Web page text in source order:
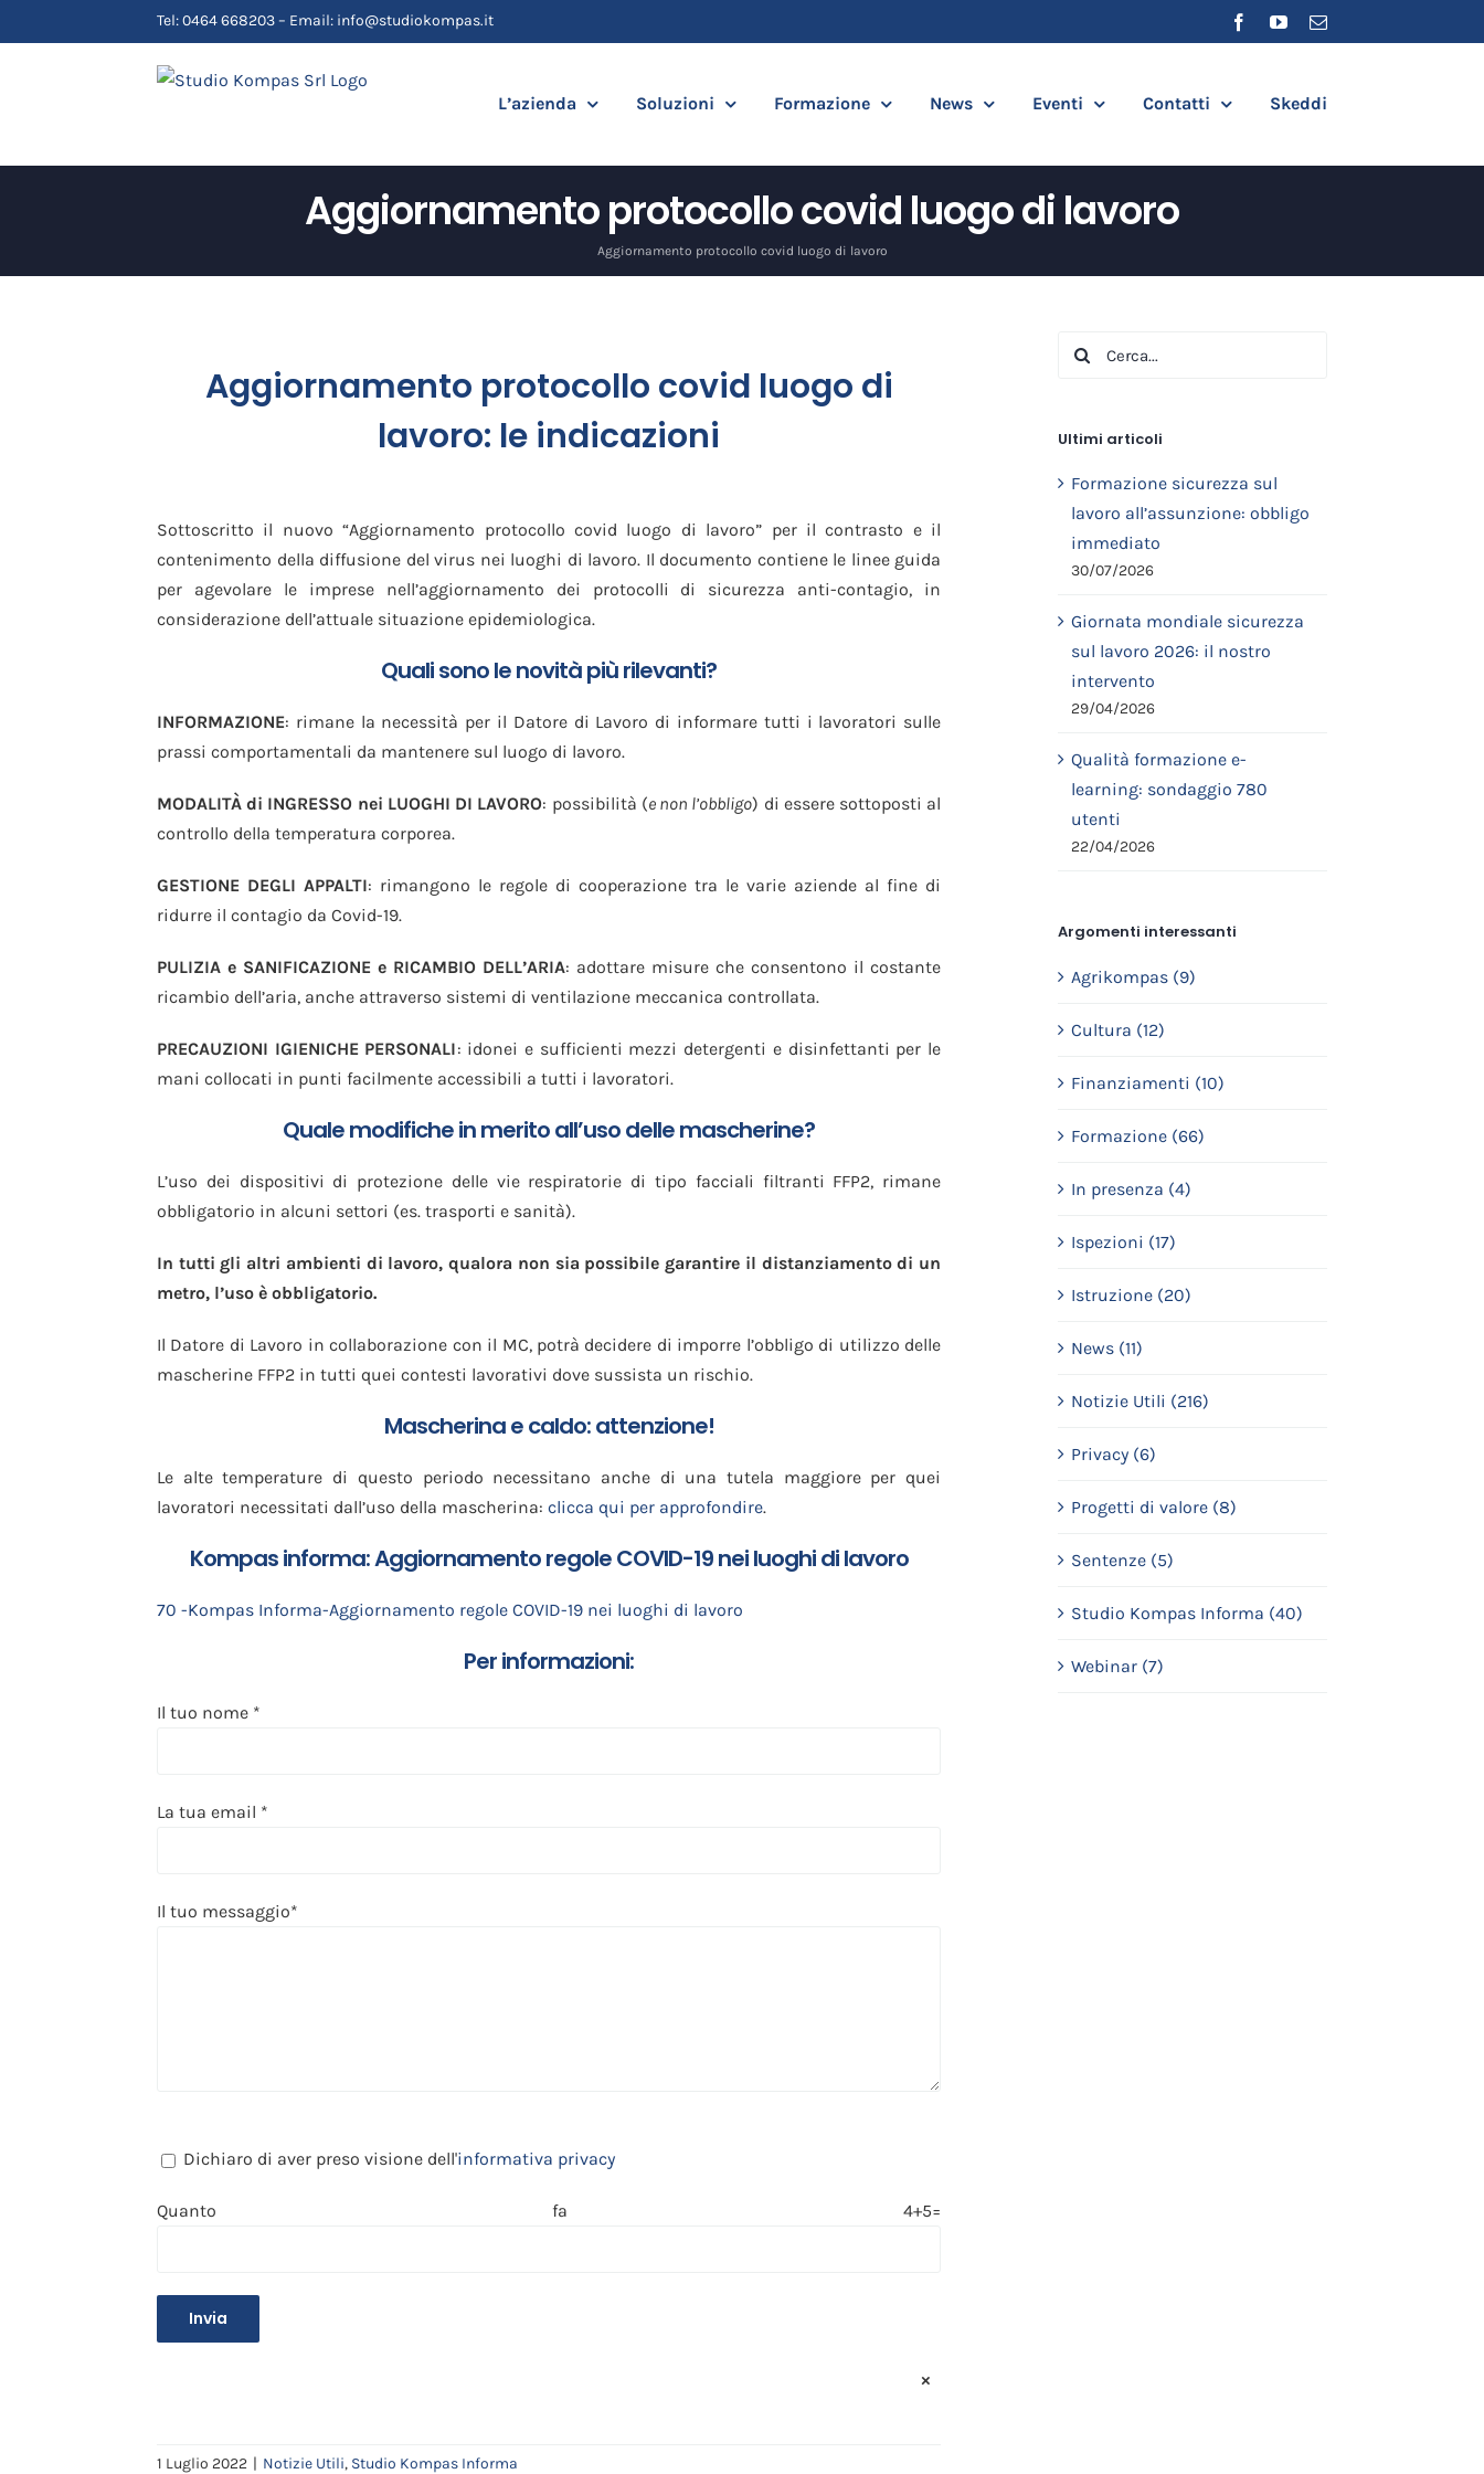
al
Tel: 0464 668203 – Email: info@studiokompas.it FacebookYouTubeEmail
L’azienda Soluzioni Formazione News Eventi Contatti Skeddi
Aggiornamento protocollo covid luogo di lavoro
Aggiornamento protocollo covid luogo di lavoro
Aggiornamento protocollo covid luogo di
lavoro: le indicazioni
Sottoscritto il nuovo “Aggiornamento protocollo covid luogo di lavoro” per il contrasto e il
contenimento della diffusione del virus nei luoghi di lavoro. Il documento contiene le linee guida
per agevolare le imprese nell’aggiornamento dei protocolli di sicurezza anti-contagio, in
considerazione dell’attuale situazione epidemiologica.
Quali sono le novità più rilevanti?
INFORMAZIONE: rimane la necessità per il Datore di Lavoro di informare tutti i lavoratori sulle
prassi comportamentali da mantenere sul luogo di lavoro.
MODALITÀ di INGRESSO nei LUOGHI DI LAVORO: possibilità (e non l’obbligo) di essere sottoposti al
controllo della temperatura corporea.
GESTIONE DEGLI APPALTI: rimangono le regole di cooperazione tra le varie aziende al fine di
ridurre il contagio da Covid-19.
PULIZIA e SANIFICAZIONE e RICAMBIO DELL’ARIA: adottare misure che consentono il costante
ricambio dell’aria, anche attraverso sistemi di ventilazione meccanica controllata.
PRECAUZIONI IGIENICHE PERSONALI: idonei e sufficienti mezzi detergenti e disinfettanti per le
mani collocati in punti facilmente accessibili a tutti i lavoratori.
Quale modifiche in merito all’uso delle mascherine?
L’uso dei dispositivi di protezione delle vie respiratorie di tipo facciali filtranti FFP2, rimane
obbligatorio in alcuni settori (es. trasporti e sanità).
In tutti gli altri ambienti di lavoro, qualora non sia possibile garantire il distanziamento di un
metro, l’uso è obbligatorio.
Il Datore di Lavoro in collaborazione con il MC, potrà decidere di imporre l’obbligo di utilizzo delle
mascherine FFP2 in tutti quei contesti lavorativi dove sussista un rischio.
Mascherina e caldo: attenzione!
Le alte temperature di questo periodo necessitano anche di una tutela maggiore per quei
lavoratori necessitati dall’uso della mascherina: clicca qui per approfondire.
Kompas informa: Aggiornamento regole COVID-19 nei luoghi di lavoro
70 -Kompas Informa-Aggiornamento regole COVID-19 nei luoghi di lavoro
Per informazioni:
Il tuo nome *
La tua email *
Il tuo messaggio*
Dichiaro di aver preso visione dell'informativa privacy
Quanto fa 4+5=
×
1 Luglio 2022 | Notizie Utili, Studio Kompas Informa
Cerca
Ultimi articoli
Formazione sicurezza sul
lavoro all’assunzione: obbligo
immediato
30/07/2026
Giornata mondiale sicurezza
sul lavoro 2026: il nostro
intervento
29/04/2026
Qualità formazione e-
learning: sondaggio 780
utenti
22/04/2026
Argomenti interessanti
Agrikompas (9)
Cultura (12)
Finanziamenti (10)
Formazione (66)
In presenza (4)
Ispezioni (17)
Istruzione (20)
News (11)
Notizie Utili (216)
Privacy (6)
Progetti di valore (8)
Sentenze (5)
Studio Kompas Informa (40)
Webinar (7)